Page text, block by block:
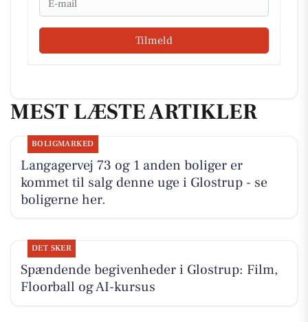
Tilmeld
MEST LÆSTE ARTIKLER
BOLIGMARKED
Langagervej 73 og 1 anden boliger er
kommet til salg denne uge i Glostrup - se
boligerne her.
DET SKER
Spændende begivenheder i Glostrup: Film,
Floorball og AI-kursus